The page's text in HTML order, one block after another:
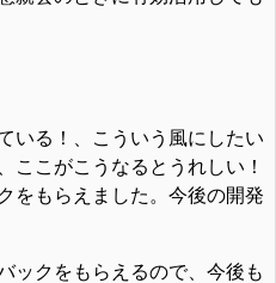
いる！、こういう風にしたい
ここがこうなるとうれしい！
をもらえました。今後の開発
ックをもらえるので、今後も